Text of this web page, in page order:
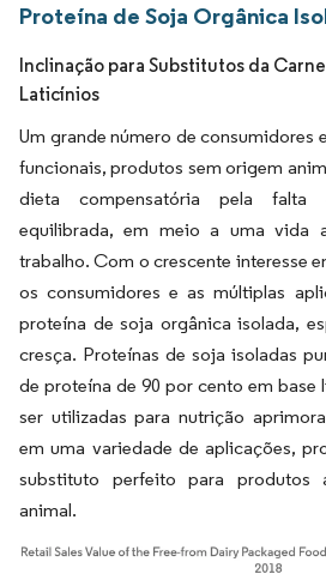
Proteína de Soja Orgânica
Inclinação para Substitutos da
Laticínios
Um grande número de consumidores
funcionais, produtos sem origem
dieta compensatória pela falta
equilibrada, em meio a uma vida
trabalho. Com o crescente interesse
os consumidores e as múltiplas
proteína de soja orgânica isolada,
cresça. Proteínas de soja isoladas
de proteína de 90 por cento em base
ser utilizadas para nutrição
em uma variedade de aplicações,
substituto perfeito para produtos
animal.